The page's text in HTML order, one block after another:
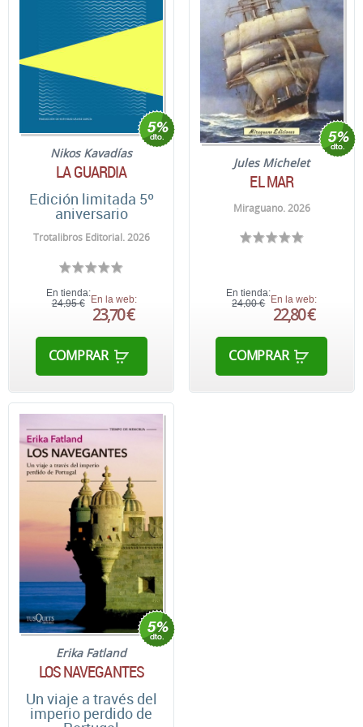
Nikos Kavadías
LA GUARDIA
Edición limitada 5º
aniversario
Trotalibros Editorial. 2026
En tienda:
24,95 € En la web:
23,70 €
COMPRAR
Jules Michelet
EL MAR
Miraguano. 2026
En tienda:
24,00 €
En la web:
22,80 €
COMPRAR
Erika Fatland
LOS NAVEGANTES
Un viaje a través del
imperio perdido de